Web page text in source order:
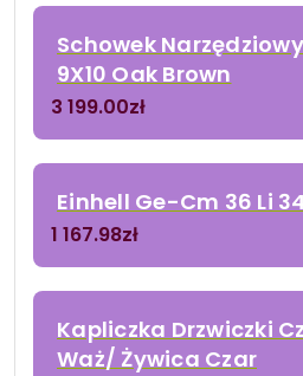
Schowek
9X10 Oak Brown
3 199.00zł
Einhell Ge-Cm 36 Li
1 167.98zł
Kapliczka Drzwiczki
Waż/ Żywica Czar